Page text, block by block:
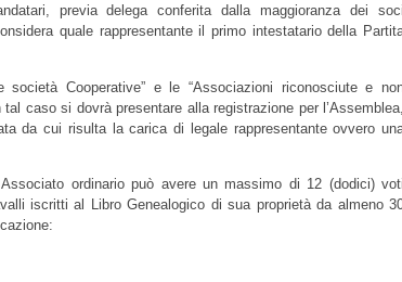
previa delega conferita dalla maggioranza dei soci
quale rappresentante il primo intestatario della
Cooperative” e le “Associazioni riconosciute e
caso si dovrà presentare alla registrazione per l’Assemblea,
da cui risulta la carica di legale rappresentante ovvero
ordinario può avere un massimo di 12 (dodici) voti
iscritti al Libro Genealogico di sua proprietà da almeno